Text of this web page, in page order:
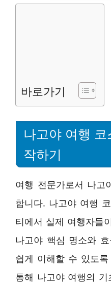
바로가기
나고야 여행 코
작하기
여행 전문가로서 나고
합니다. 나고야 여행
티에서 실제 여행자들
나고야 핵심 명소와
쉽게 이해할 수 있도
통해 나고야 여행의